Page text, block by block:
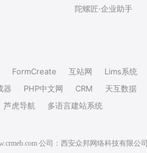
陀螺匠·企业助手
FormCreate 互站网 Lims系统
器
PHP中文网 CRM 天互数据
芦虎导航
多语言建站系统
公司：西安众邦网络科技有限公司